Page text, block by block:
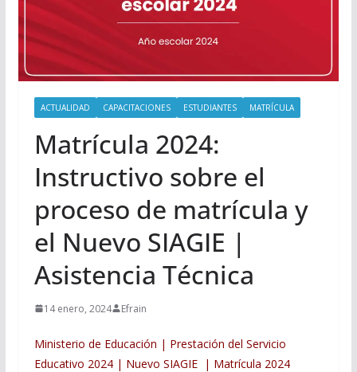
ACTUALIDAD CAPACITACIONES ESTUDIANTES MATRÍCULA
Matrícula 2024:
Instructivo sobre el
proceso de matrícula y
el Nuevo SIAGIE |
Asistencia Técnica
14 enero, 2024 Efrain
Ministerio de Educación | Prestación del Servicio
Educativo 2024 | Nuevo SIAGIE | Matrícula 2024